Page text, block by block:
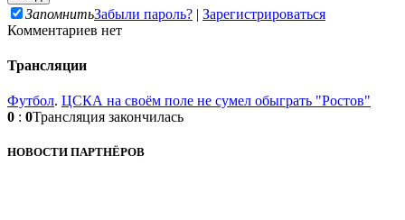
ЗапомнитьЗабыли пароль? | Зарегистрироваться
Комментариев нет
Трансляции
Футбол. ЦСКА на своём поле не сумел обыграть "Ростов"
0 : 0Трансляция закончилась
НОВОСТИ ПАРТНЁРОВ